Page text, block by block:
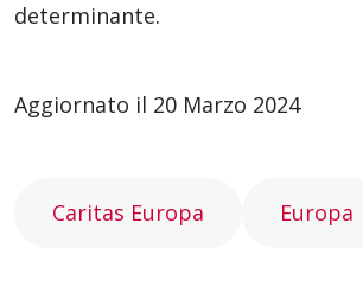
determinante.
Aggiornato il 20 Marzo 2024
Caritas Europa Europa